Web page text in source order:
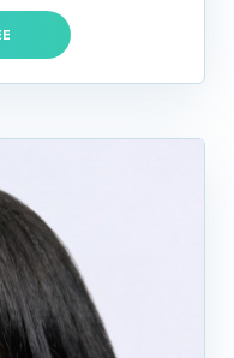
сосудов.
инсульта.